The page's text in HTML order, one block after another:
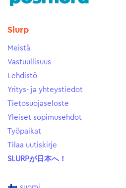
Slurp
Meistä
Vastuullisuus
Lehdistö
Yritys- ja yhteystiedot
Tietosuojaseloste
Yleiset sopimusehdot
Työpaikat
Tilaa uutiskirje
SLURPが日本へ！